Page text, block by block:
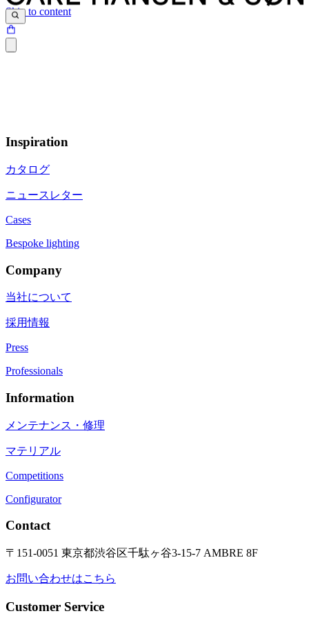
Skip to content
Inspiration
カタログ
ニュースレター
Cases
Bespoke lighting
Company
当社について
採用情報
Press
Professionals
Information
メンテナンス・修理
マテリアル
Competitions
Configurator
Contact
〒151-0051 東京都渋谷区千駄ヶ谷3-15-7 AMBRE 8F
お問い合わせはこちら
Customer Service